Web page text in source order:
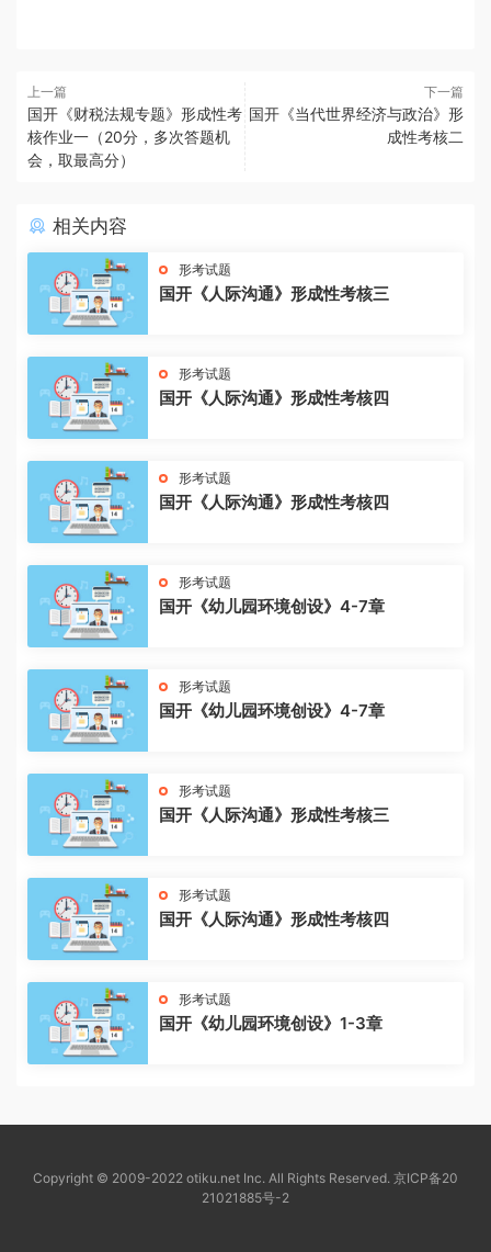
上一篇
国开《财税法规专题》形成性考
核作业一（20分，多次答题机
会，取最高分）
下一篇
国开《当代世界经济与政治》形
成性考核二
相关内容
形考试题
国开《人际沟通》形成性考核三
形考试题
国开《人际沟通》形成性考核四
形考试题
国开《人际沟通》形成性考核四
形考试题
国开《幼儿园环境创设》4-7章
形考试题
国开《幼儿园环境创设》4-7章
形考试题
国开《人际沟通》形成性考核三
形考试题
国开《人际沟通》形成性考核四
形考试题
国开《幼儿园环境创设》1-3章
Copyright © 2009-2022 otiku.net Inc. All Rights Reserved. 京ICP备20
21021885号-2